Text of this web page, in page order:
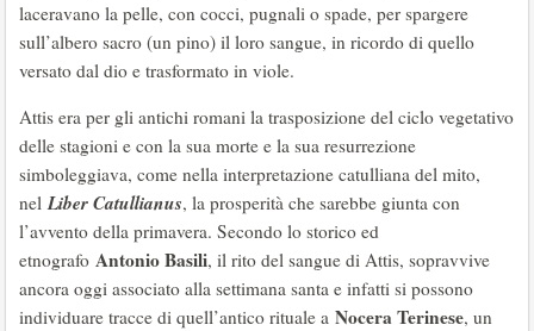
laceravano la pelle, con cocci, pugnali o spade, per spargere
sull’albero sacro (un pino) il loro sangue, in ricordo di quello
versato dal dio e trasformato in viole.
Attis era per gli antichi romani la trasposizione del ciclo vegetativo
delle stagioni e con la sua morte e la sua resurrezione
simboleggiava, come nella interpretazione catulliana del mito,
nelLiber Catullianus, la prosperità che sarebbe giunta con
l’avvento della primavera. Secondo lo storico ed
etnografo Antonio Basili, il rito del sangue di Attis, sopravvive
ancora oggi associato alla settimana santa e infatti si possono
individuare tracce di quell’antico rituale a Nocera Terinese, un